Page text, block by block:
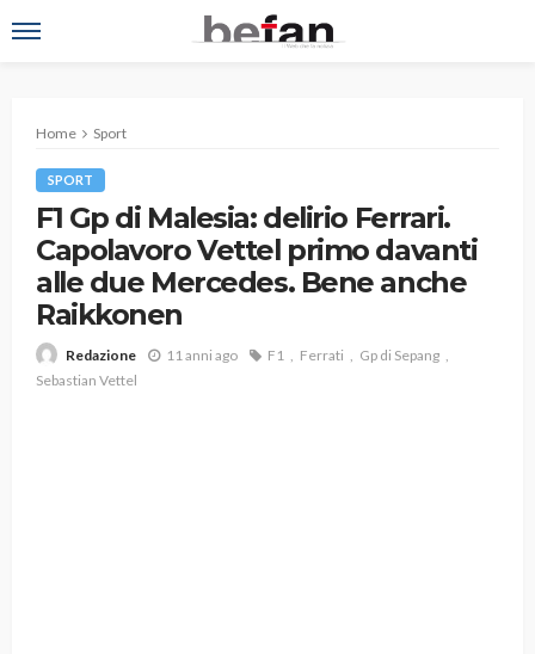
Home Sport
SPORT
F1 Gp di Malesia: delirio Ferrari.
Capolavoro Vettel primo davanti
alle due Mercedes. Bene anche
Raikkonen
Redazione 11 anni ago F1 Ferrati
Gp di Sepang
Sebastian Vettel